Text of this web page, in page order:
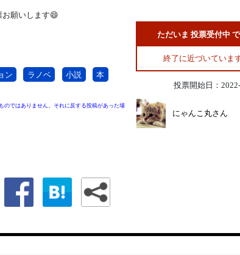
願いします😄
ン ラノベ 小説 本
のではありません。それに反する投稿があった場
ただいま 投票受付中
終了に近づいていま
投票開始日：
にゃんこ丸さん